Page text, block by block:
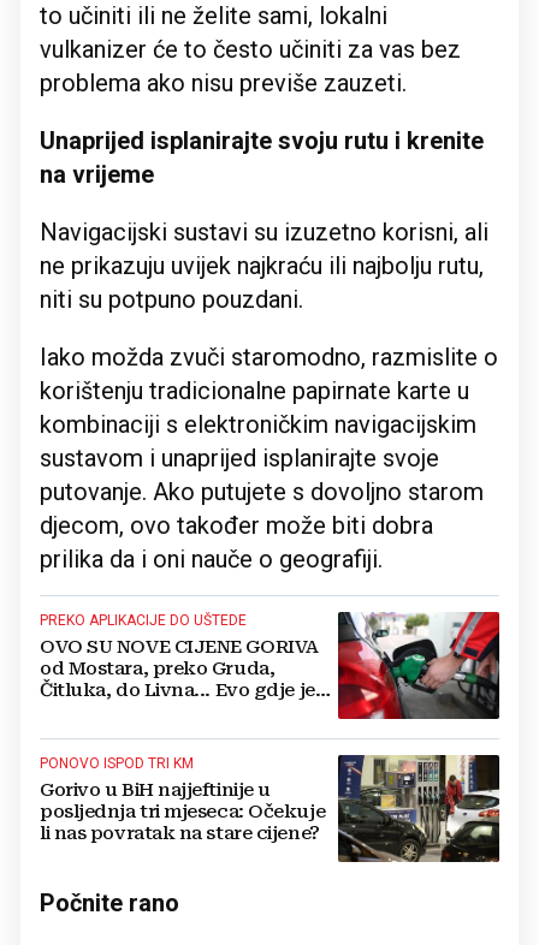
to učiniti ili ne želite sami, lokalni
vulkanizer će to često učiniti za vas bez
problema ako nisu previše zauzeti.
Unaprijed isplanirajte svoju rutu i krenite
na vrijeme
Navigacijski sustavi su izuzetno korisni, ali
ne prikazuju uvijek najkraću ili najbolju rutu,
niti su potpuno pouzdani.
Iako možda zvuči staromodno, razmislite o
korištenju tradicionalne papirnate karte u
kombinaciji s elektroničkim navigacijskim
sustavom i unaprijed isplanirajte svoje
putovanje. Ako putujete s dovoljno starom
djecom, ovo također može biti dobra
prilika da i oni nauče o geografiji.
PREKO APLIKACIJE DO UŠTEDE
OVO SU NOVE CIJENE GORIVA
od Mostara, preko Gruda,
Čitluka, do Livna... Evo gdje je
PONOVO ISPOD TRI KM
Gorivo u BiH najjeftinije u
posljednja tri mjeseca: Očekuje
li nas povratak na stare cijene?
Počnite rano